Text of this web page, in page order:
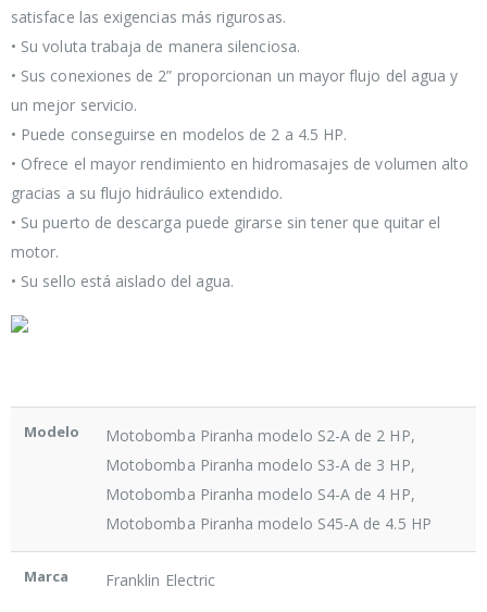
satisface las exigencias más rigurosas.
• Su voluta trabaja de manera silenciosa.
• Sus conexiones de 2” proporcionan un mayor flujo del agua y
un mejor servicio.
• Puede conseguirse en modelos de 2 a 4.5 HP.
• Ofrece el mayor rendimiento en hidromasajes de volumen alto
gracias a su flujo hidráulico extendido.
• Su puerto de descarga puede girarse sin tener que quitar el
motor.
• Su sello está aislado del agua.
Modelo
Motobomba Piranha modelo S2-A de 2 HP,
Motobomba Piranha modelo S3-A de 3 HP,
Motobomba Piranha modelo S4-A de 4 HP,
Motobomba Piranha modelo S45-A de 4.5 HP
Marca Franklin Electric